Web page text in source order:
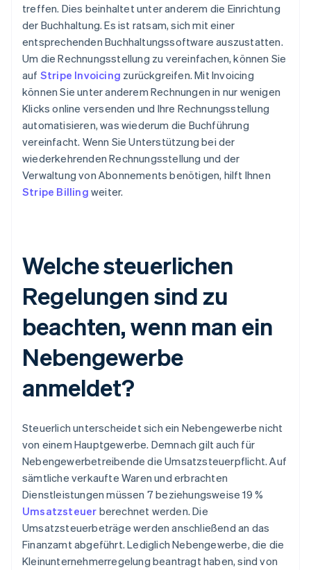
treffen. Dies beinhaltet unter anderem die Einrichtung
der Buchhaltung. Es ist ratsam, sich mit einer
entsprechenden Buchhaltungssoftware auszustatten.
Um die Rechnungsstellung zu vereinfachen, können Sie
auf Stripe Invoicing zurückgreifen. Mit Invoicing
können Sie unter anderem Rechnungen in nur wenigen
Klicks online versenden und Ihre Rechnungsstellung
automatisieren, was wiederum die Buchführung
vereinfacht. Wenn Sie Unterstützung bei der
wiederkehrenden Rechnungsstellung und der
Verwaltung von Abonnements benötigen, hilft Ihnen
Stripe Billing weiter.
Welche steuerlichen
Regelungen sind zu
beachten, wenn man ein
Nebengewerbe
anmeldet?
Steuerlich unterscheidet sich ein Nebengewerbe nicht
von einem Hauptgewerbe. Demnach gilt auch für
Nebengewerbetreibende die Umsatzsteuerpflicht. Auf
sämtliche verkaufte Waren und erbrachten
Dienstleistungen müssen 7 beziehungsweise 19 %
Umsatzsteuer berechnet werden. Die
Umsatzsteuerbeträge werden anschließend an das
Finanzamt abgeführt. Lediglich Nebengewerbe, die die
Kleinunternehmerregelung beantragt haben, sind von